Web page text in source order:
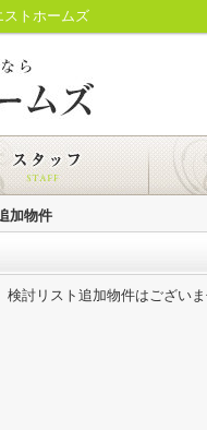
ストホームズ
加物件
検討リスト追加物件はござい